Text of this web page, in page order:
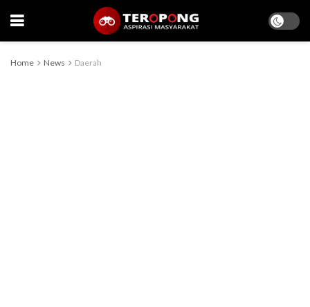
Home News Daerah